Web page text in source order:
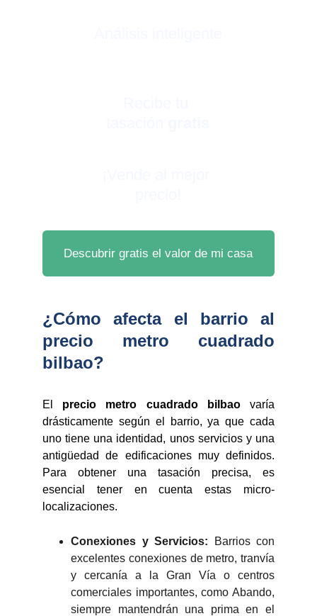
Descubrir gratis el valor de mi casa
¿Cómo afecta el barrio al
precio metro cuadrado
bilbao?
El precio metro cuadrado bilbaovaría
drásticamente según el barrio, ya que cada
uno tiene una identidad, unos servicios y una
antigüedad de edificaciones muy definidos.
Para obtener una tasación precisa, es
esencial tener en cuenta estas micro-
localizaciones.
Conexiones y Servicios: Barrios con
excelentes conexiones de metro, tranvía
y cercanía a la Gran Vía o centros
comerciales importantes, como Abando,
siempre mantendrán una prima en el